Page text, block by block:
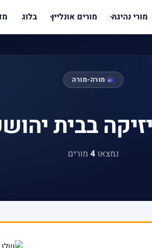
מורי נהיגה מורים אונליין בלוג
מורה-מורה
בבית
נמצאו 4 מורים